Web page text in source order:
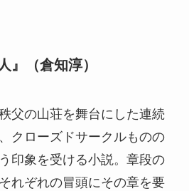
』（倉知淳）
父の山荘を舞台にした連続
クローズドサークルものの
印象を受ける小説。章段の
れぞれの冒頭にその章を要